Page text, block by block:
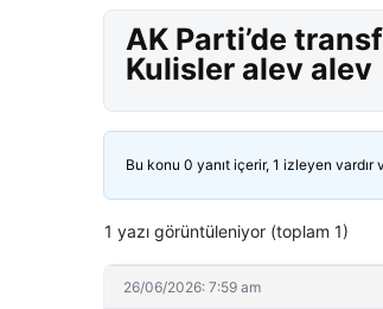
AK Parti’de
Kulisler alev alev
Bu konu 0 yanıt içerir, 1 izleyen vardır
1 yazı görüntüleniyor (toplam 1)
26/06/2026: 7:59 am